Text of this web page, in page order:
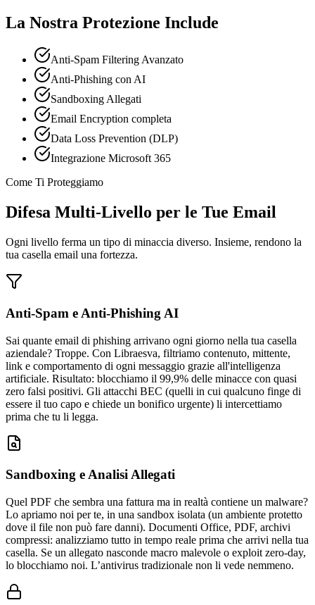
La Nostra Protezione Include
Anti-Spam Filtering Avanzato
Anti-Phishing con AI
Sandboxing Allegati
Email Encryption completa
Data Loss Prevention (DLP)
Integrazione Microsoft 365
Come Ti Proteggiamo
Difesa Multi-Livello per le Tue Email
Ogni livello ferma un tipo di minaccia diverso. Insieme, rendono la
tua casella email una fortezza.
Anti-Spam e Anti-Phishing AI
Sai quante email di phishing arrivano ogni giorno nella tua casella
aziendale? Troppe. Con Libraesva, filtriamo contenuto, mittente,
link e comportamento di ogni messaggio grazie all'intelligenza
artificiale. Risultato: blocchiamo il 99,9% delle minacce con quasi
zero falsi positivi. Gli attacchi BEC (quelli in cui qualcuno finge di
essere il tuo capo e chiede un bonifico urgente) li intercettiamo
prima che tu li legga.
Sandboxing e Analisi Allegati
Quel PDF che sembra una fattura ma in realtà contiene un malware?
Lo apriamo noi per te, in una sandbox isolata (un ambiente protetto
dove il file non può fare danni). Documenti Office, PDF, archivi
compressi: analizziamo tutto in tempo reale prima che arrivi nella tua
casella. Se un allegato nasconde macro malevole o exploit zero-day,
lo blocchiamo noi. L’antivirus tradizionale non li vede nemmeno.